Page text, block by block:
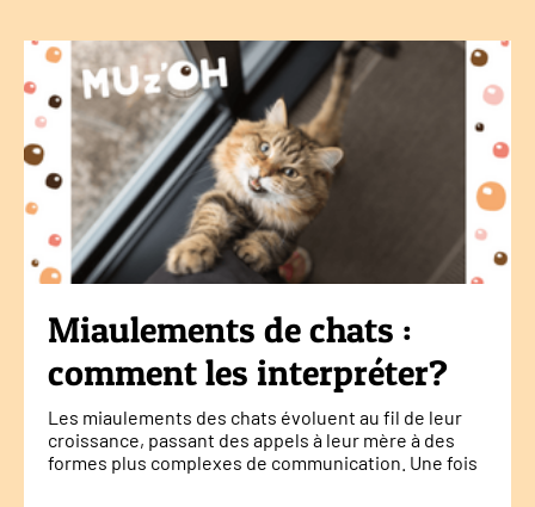
Miaulements de chats :
comment les interpréter?
Les miaulements des chats évoluent au fil de leur
croissance, passant des appels à leur mère à des
formes plus complexes de communication. Une fois